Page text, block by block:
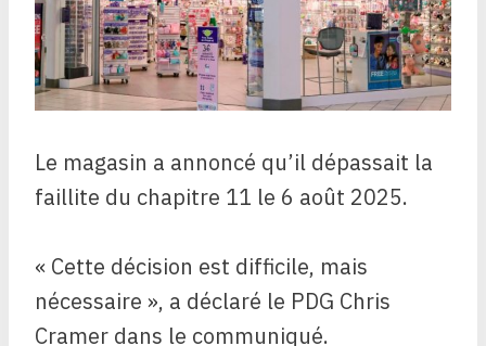
Le magasin a annoncé qu’il dépassait la
faillite du chapitre 11 le 6 août 2025.
« Cette décision est difficile, mais
nécessaire », a déclaré le PDG Chris
Cramer dans le communiqué.